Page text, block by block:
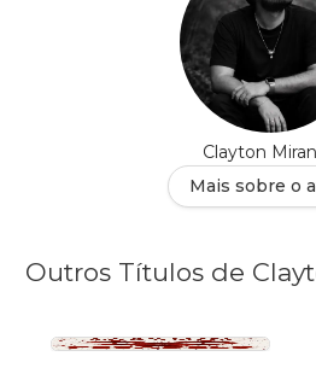
Clayton
Mais sobre o
Outros Títulos de